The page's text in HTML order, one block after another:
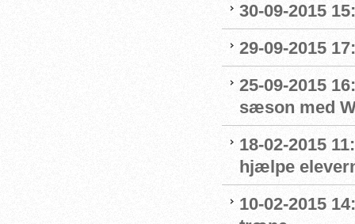
30-09-2015
29-09-2015
25-09-2015
sæson med
18-02-2015
hjælpe
10-02-2015